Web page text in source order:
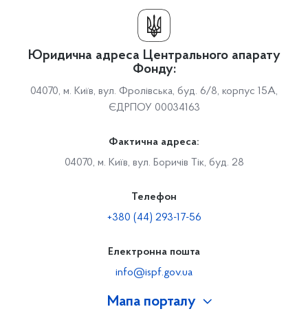
Мапа порталу
Юридична адреса Центрального апарату
Фонду:
04070, м. Київ, вул. Фролівська, буд. 6/8, корпус 15А,
ЄДРПОУ 00034163
Фактична адреса:
04070, м. Київ, вул. Боричів Тік, буд. 28
Телефон
+380 (44) 293-17-56
Електронна пошта
info@ispf.gov.ua